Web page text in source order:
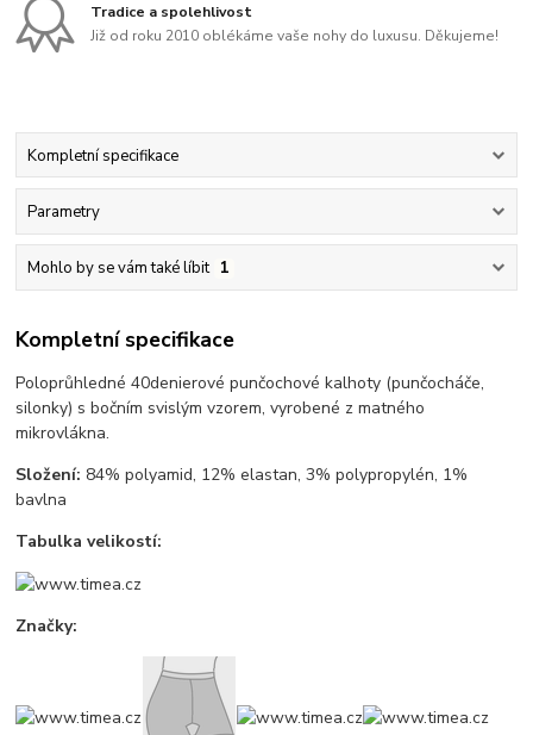
Tradice a spolehlivost
Již od roku 2010 oblékáme vaše nohy do luxusu. Děkujeme!
Kompletní specifikace
Parametry
Mohlo by se vám také líbit 1
Kompletní specifikace
Poloprůhledné 40denierové punčochové kalhoty (punčocháče,
silonky) s bočním svislým vzorem, vyrobené z matného
mikrovlákna.
Složení: 84% polyamid, 12% elastan, 3% polypropylén, 1%
bavlna
Tabulka velikostí:
Značky: